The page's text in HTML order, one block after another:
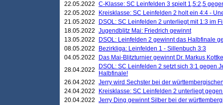
22.05.2022 C-Klasse: SC Leinfelden 3 spielt 1,5:2,5
22.05.2022
Kreisklasse: SC Leinfelden 2 holt ein 4:4 -
21.05.2022
DSOL: SC Leinfelden 2 unterliegt mit 1:3 im
18.05.2022 Jugendblitz Mai: Friedrich gewinnt
13.05.2022
DSOL: Leinfelden 2 gewinnt das Halbfinale
08.05.2022
Bezirkliga: Leinfelden 1 - Sillenbuch 3:3
04.05.2022
Das Mai-Blitzturnier gewinnt Dr. Markus
28.04.2022
DSOL: SC Leinfelden 2 setzt sich 3:1 gegen
Halbfinale!
26.04.2022 Jerry wird Sechster bei der
24.04.2022
Kreisklasse: SC Leinfelden 2 unterliegt
20.04.2022 Jerry Ding gewinnt Silber bei der